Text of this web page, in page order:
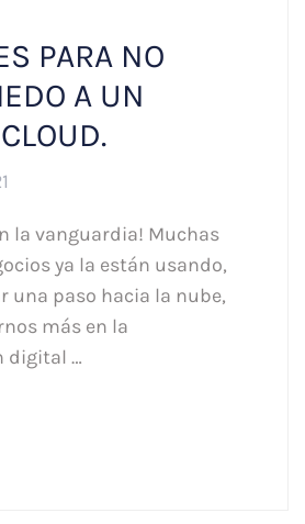
PARA NO
A UN
la vanguardia! Muchas
ya la están usando,
una paso hacia la nube,
más en la
digital …